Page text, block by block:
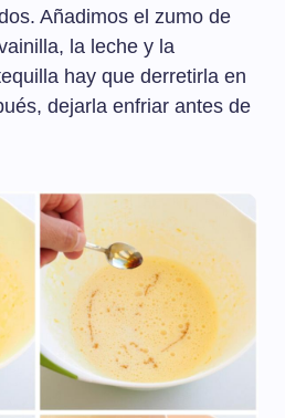
Añadimos el zumo de
la leche y la
hay que derretirla en
dejarla enfriar antes de